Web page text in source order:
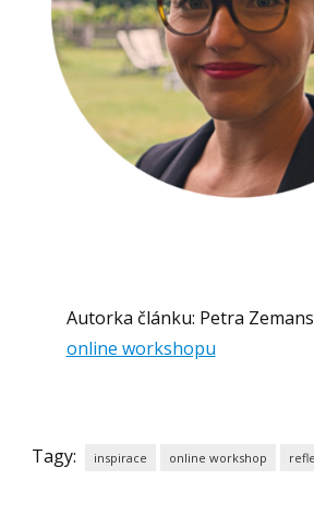
Autorka článku: Petra
online workshopu
Tagy: inspirace online workshop